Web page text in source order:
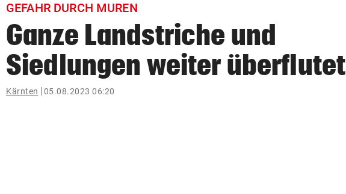
bookmark
search
Suchbegriff
eingeben
GEFAHR DURCH MUREN
Ganze Landstriche und
Siedlungen weiter überflutet
Kärnten 05.08.2023 06:20